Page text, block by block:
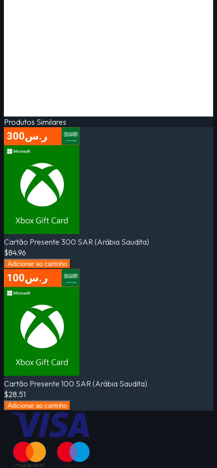
Produtos Similares
Cartão Presente 300 SAR (Arábia Saudita)
$84.96
Adicionar ao carrinho
Cartão Presente 100 SAR (Arábia Saudita)
$28.51
Adicionar ao carrinho